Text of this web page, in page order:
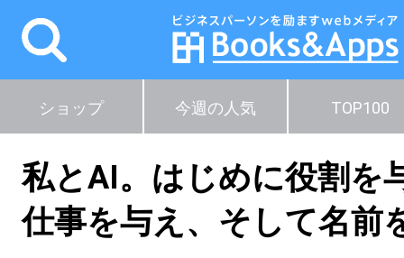
ショップ 今週の人気 TOP100
私とAI。はじめに役割を
仕事を与え、そして名前